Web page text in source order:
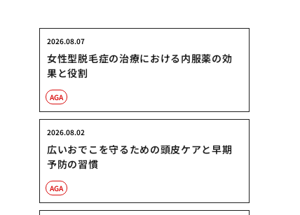
女性型脱毛症の治療における内服薬の効
果と役割
2026.08.07
AGA
広いおでこを守るための頭皮ケアと早期
予防の習慣
2026.08.02
AGA